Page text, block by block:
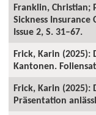
Franklin, Christian;
Sickness
Issue 2, S. 31–67.
Frick, Karin
Kantonen.
Frick, Karin
Präsentation